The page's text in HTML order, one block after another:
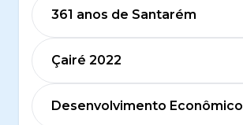
361 anos de Santarém
Çairé 2022
Desenvolvimento Econômico